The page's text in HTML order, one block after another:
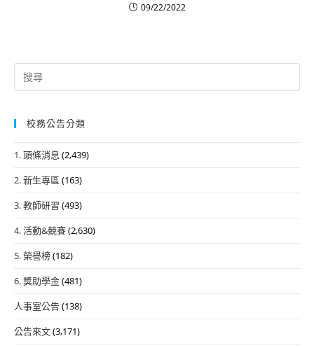
09/22/2022
Search
for:
校務公告分類
1. 頭條消息 (2,439)
2. 新生專區 (163)
3. 教師研習 (493)
4. 活動&競賽(2,630)
5. 榮譽榜(182)
6. 獎助學金(481)
人事室公告(138)
公告來文(3,171)